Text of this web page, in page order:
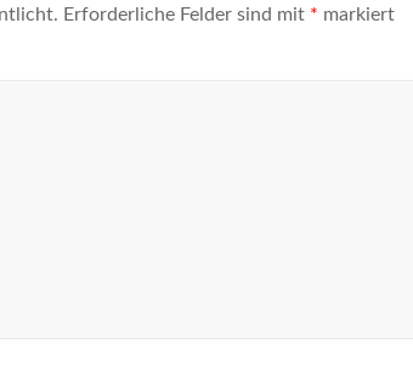
Erforderliche Felder sind mit * markiert